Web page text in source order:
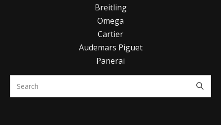
Breitling
Omega
Cartier
Audemars Piguet
Panerai